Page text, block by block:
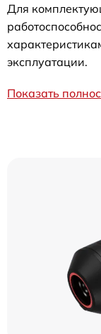
Для
эксплуатации.
Показать